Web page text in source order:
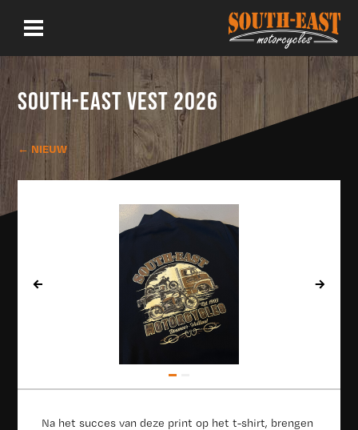
SOUTH-EAST VEST 2026
← NIEUW
‹ ›
Na het succes van deze print op het t-shirt, brengen